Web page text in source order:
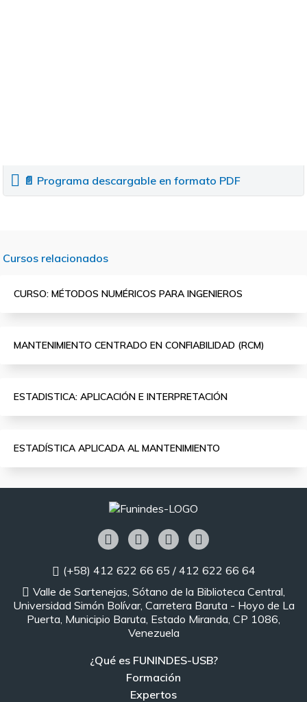
📄 Programa descargable en formato PDF
Cursos relacionados
CURSO: MÉTODOS NUMÉRICOS PARA INGENIEROS
MANTENIMIENTO CENTRADO EN CONFIABILIDAD (RCM)
ESTADISTICA: APLICACIÓN E INTERPRETACIÓN
ESTADÍSTICA APLICADA AL MANTENIMIENTO
(+58) 412 622 66 65 / 412 622 66 64
Valle de Sartenejas, Sótano de la Biblioteca Central,
Universidad Simón Bolívar, Carretera Baruta - Hoyo de La
Puerta, Municipio Baruta, Estado Miranda, CP 1086,
Venezuela
¿Qué es FUNINDES-USB?
Formación
Expertos